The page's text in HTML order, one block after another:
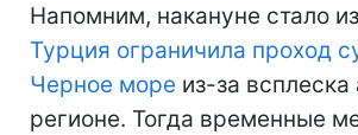
Напомним, накануне стало
Турция ограничила проход
Черное море из-за всплеска
регионе. Тогда временные